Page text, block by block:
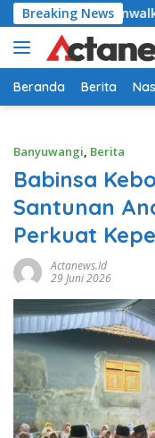
Langsung
ke
konten
Breaking News
Funwalk
Beranda Berita
Banyuwangi, Berita
Babinsa
Santunan
Perkuat
Actanews.id
29 Juni 2026